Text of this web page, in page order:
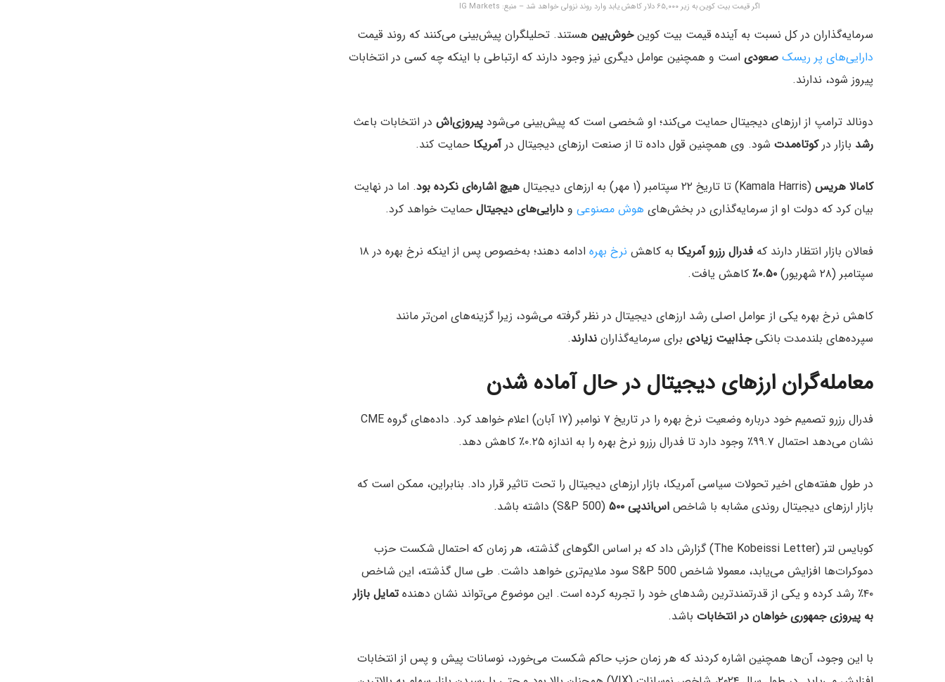
اگر قیمت بیت کوین به زیر ۶۵,۰۰۰ دلار کاهش یابد وارد روند نزولی خواهد شد – منبع: IG Markets
سرمایه‌گذاران در کل نسبت به آینده قیمت بیت کوینخوش‌بین هستند. تحلیلگران پیش‌بینی می‌کنند که روند قیمت
دارایی‌های پر ریسک صعودی است و همچنین عوامل دیگری نیز وجود دارند که ارتباطی با اینکه چه کسی در انتخابات
پیروز شود، ندارند.
دونالد ترامپ از ارزهای دیجیتال حمایت می‌کند؛ او شخصی است که پیش‌بینی می‌شود پیروزی‌اش در انتخابات باعث
رشد بازار درکوتاه‌مدت شود. وی همچنین قول داده تا از صنعت ارزهای دیجیتال درآمریکا حمایت کند.
کامالا هریس (Kamala Harris) تا تاریخ ۲۲ سپتامبر (۱ مهر) به ارزهای دیجیتال هیچ اشاره‌ای نکرده بود. اما در نهایت
بیان کرد که دولت او از سرمایه‌گذاری در بخش‌های هوش مصنوعی و دارایی‌های دیجیتال حمایت خواهد کرد.
فعالان بازار انتظار دارند که فدرال رزرو آمریکا به کاهش نرخ بهره
ادامه دهند؛ به‌خصوص پس از اینکه نرخ بهره در ۱۸
سپتامبر (۲۸ شهریور)
۰.۵۰٪ کاهش یافت.
کاهش نرخ بهره یکی از عوامل اصلی رشد ارزهای دیجیتال در نظر گرفته می‌شود، زیرا گزینه‌های امن‌تر مانند
سپرده‌های بلندمدت بانکیجذابیت زیادی برای سرمایه‌گذاران ندارند.
معامله‌گران ارزهای دیجیتال در حال آماده‌ شدن
فدرال رزرو تصمیم خود درباره وضعیت نرخ بهره را در تاریخ ۷ نوامبر (۱۷ آبان) اعلام خواهد کرد. داده‌های گروه CME
نشان می‌دهد احتمال ۹۹.۷٪ وجود دارد تا فدرال رزرو نرخ بهره را به اندازه ۰.۲۵٪ کاهش دهد.
در طول هفته‌های اخیر تحولات سیاسی آمریکا، بازار ارزهای دیجیتال را تحت تاثیر قرار داد. بنابراین، ممکن است که
بازار ارزهای دیجیتال روندی مشابه با شاخص اس‌اند‌پی ۵۰۰ (S&P 500) داشته باشد.
کوبایس لتر (The Kobeissi Letter) گزارش داد که بر اساس الگو‌های گذشته، هر زمان که احتمال شکست حزب
دموکرات‌ها افزایش می‌یابد، معمولا شاخص S&P 500 سود ملایم‌تری خواهد داشت. طی سال گذشته، این شاخص
۴۰٪ رشد کرده و یکی از قدرتمندترین رشد‌های خود را تجربه کرده است. این موضوع می‌تواند نشان دهنده
تمایل بازار
به پیروزی جمهوری خواهان در انتخابات باشد.
با این وجود، آن‌ها همچنین اشاره کردند که هر زمان حزب حاکم شکست می‌خورد، نوسانات پیش و پس از انتخابات